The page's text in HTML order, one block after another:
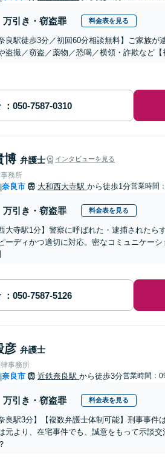
万引き・窃盗罪 料金表を見る
奈良駅徒歩3分／初回60分相談無料】ご家族
盗撮／窃盗／薬物／恐喝／横領・詐欺など
博 弁護士 インタビューを見る
務所
|奈良市 大和西大寺駅 から徒歩1分営業時間
万引き・窃盗罪 料金表を見る
西大寺駅1分】警察に呼ばれた・逮捕された
ーディかつ適切に対応。密なコミュニケー
彦 弁護士
事務所
|奈良市 近鉄奈良駅 から徒歩3分営業時間：
万引き・窃盗罪 料金表を見る
奈良駅3分】【複数弁護士体制可能】刑事事
元より、在宅事件でも、誠意をもって示談